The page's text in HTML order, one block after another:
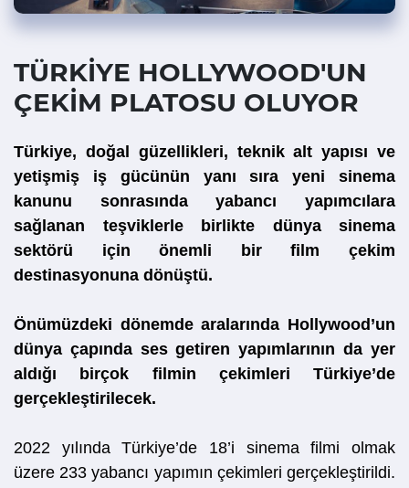
TÜRKİYE HOLLYWOOD'UN
ÇEKİM PLATOSU OLUYOR
Türkiye, doğal güzellikleri, teknik alt yapısı ve
yetişmiş iş gücünün yanı sıra yeni sinema
kanunu sonrasında yabancı yapımcılara
sağlanan teşviklerle birlikte dünya sinema
sektörü için önemli bir film çekim
destinasyonuna dönüştü.
Önümüzdeki dönemde aralarında Hollywood’un
dünya çapında ses getiren yapımlarının da yer
aldığı birçok filmin çekimleri Türkiye’de
gerçekleştirilecek.
2022 yılında Türkiye’de 18’i sinema filmi olmak
üzere 233 yabancı yapımın çekimleri gerçekleştirildi.